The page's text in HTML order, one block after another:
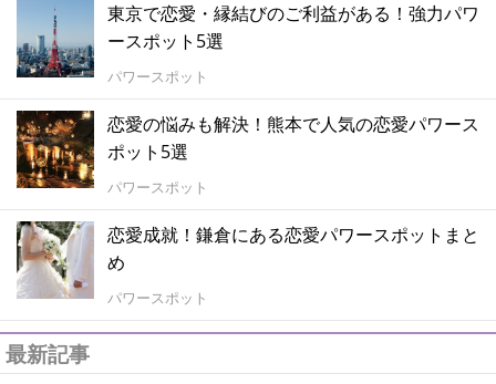
東京で恋愛・縁結びのご利益がある！強力パワ
ースポット5選
パワースポット
恋愛の悩みも解決！熊本で人気の恋愛パワース
ポット5選
パワースポット
恋愛成就！鎌倉にある恋愛パワースポットまと
め
パワースポット
最新記事